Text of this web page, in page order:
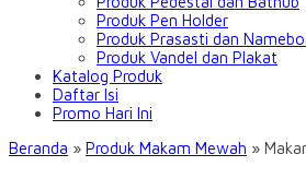
Produk Pen Holder
Produk Prasasti dan
Produk Vandel dan Plakat
Katalog Produk
Daftar Isi
Promo Hari Ini
Beranda » Produk Makam Mewah »